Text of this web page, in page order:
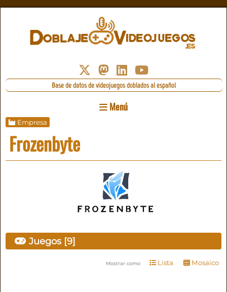
Base de datos de videojuegos doblados al español
Menú
Empresa
Frozenbyte
Juegos [9]
Mostrar como Lista Mosaico